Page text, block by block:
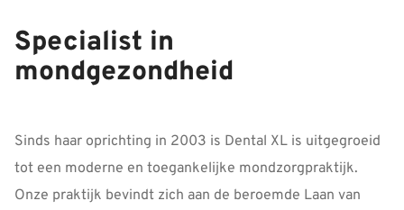
Specialist in
mondgezondheid
Sinds haar oprichting in 2003 is Dental XL is uitgegroeid
tot een moderne en toegankelijke mondzorgpraktijk.
Onze praktijk bevindt zich aan de beroemde Laan van